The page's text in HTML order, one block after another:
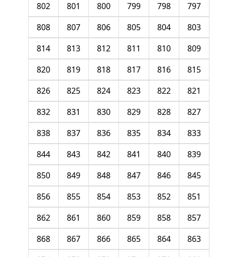
797
798
799
800
801
802
803
804
805
806
807
808
809
810
811
812
813
814
815
816
817
818
819
820
821
822
823
824
825
826
827
828
829
830
831
832
833
834
835
836
837
838
839
840
841
842
843
844
845
846
847
848
849
850
851
852
853
854
855
856
857
858
859
860
861
862
863
864
865
866
867
868